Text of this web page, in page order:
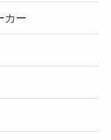
カー